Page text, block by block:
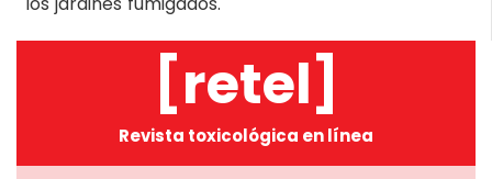
[retel]
Revista toxicológica en línea